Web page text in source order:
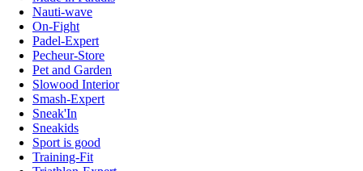
Nauti-wave
On-Fight
Padel-Expert
Pecheur-Store
Pet and Garden
Slowood Interior
Smash-Expert
Sneak'In
Sneakids
Sport is good
Training-Fit